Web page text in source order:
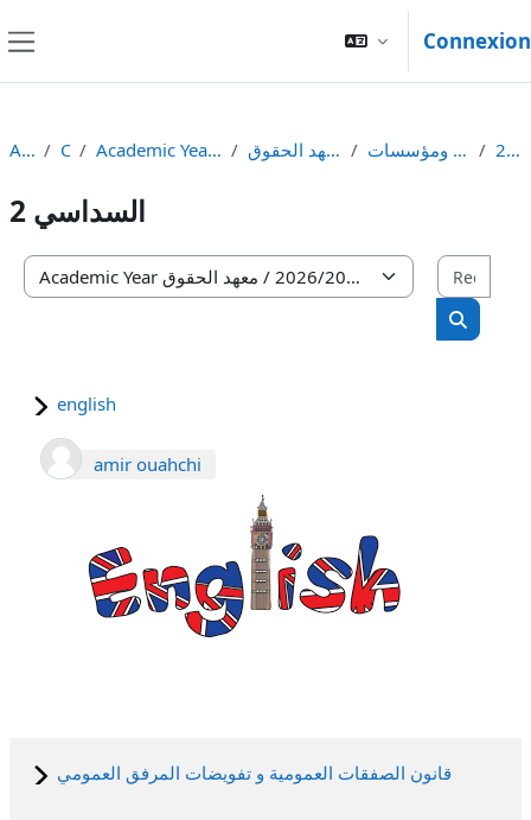
Connexion
Accueil Cours Academic Year السنة الجامعية2026/2025 معهد الحقوق - Institute of Laws السنة الأولى ماستر دولة ومؤسسات السداسي 2
السداسي 2
Catégories de cours
english
amir ouahchi
قانون الصفقات العمومية و تفويضات المرفق العمومي